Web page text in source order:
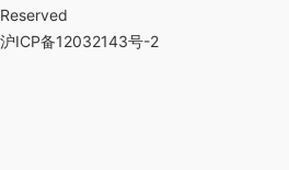
Reserved
沪ICP备12032143号-2